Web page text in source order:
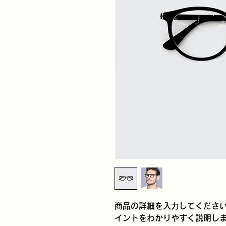
商品の詳細を入力してくださ
イントをわかりやすく説明し